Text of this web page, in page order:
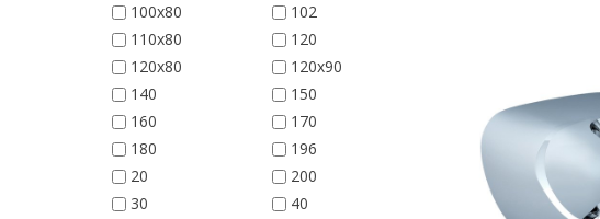
100x80
102
110x80
120
120x80
120x90
140
150
160
170
180
196
20
200
30
40